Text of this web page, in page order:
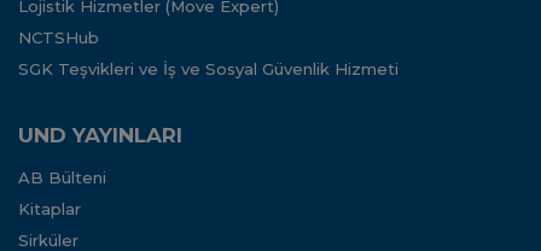
Lojistik Hizmetler (Move Expert)
NCTSHub
SGK Teşvikleri ve İş ve Sosyal Güvenlik Hizmeti
UND YAYINLARI
AB Bülteni
Kitaplar
Sirküler